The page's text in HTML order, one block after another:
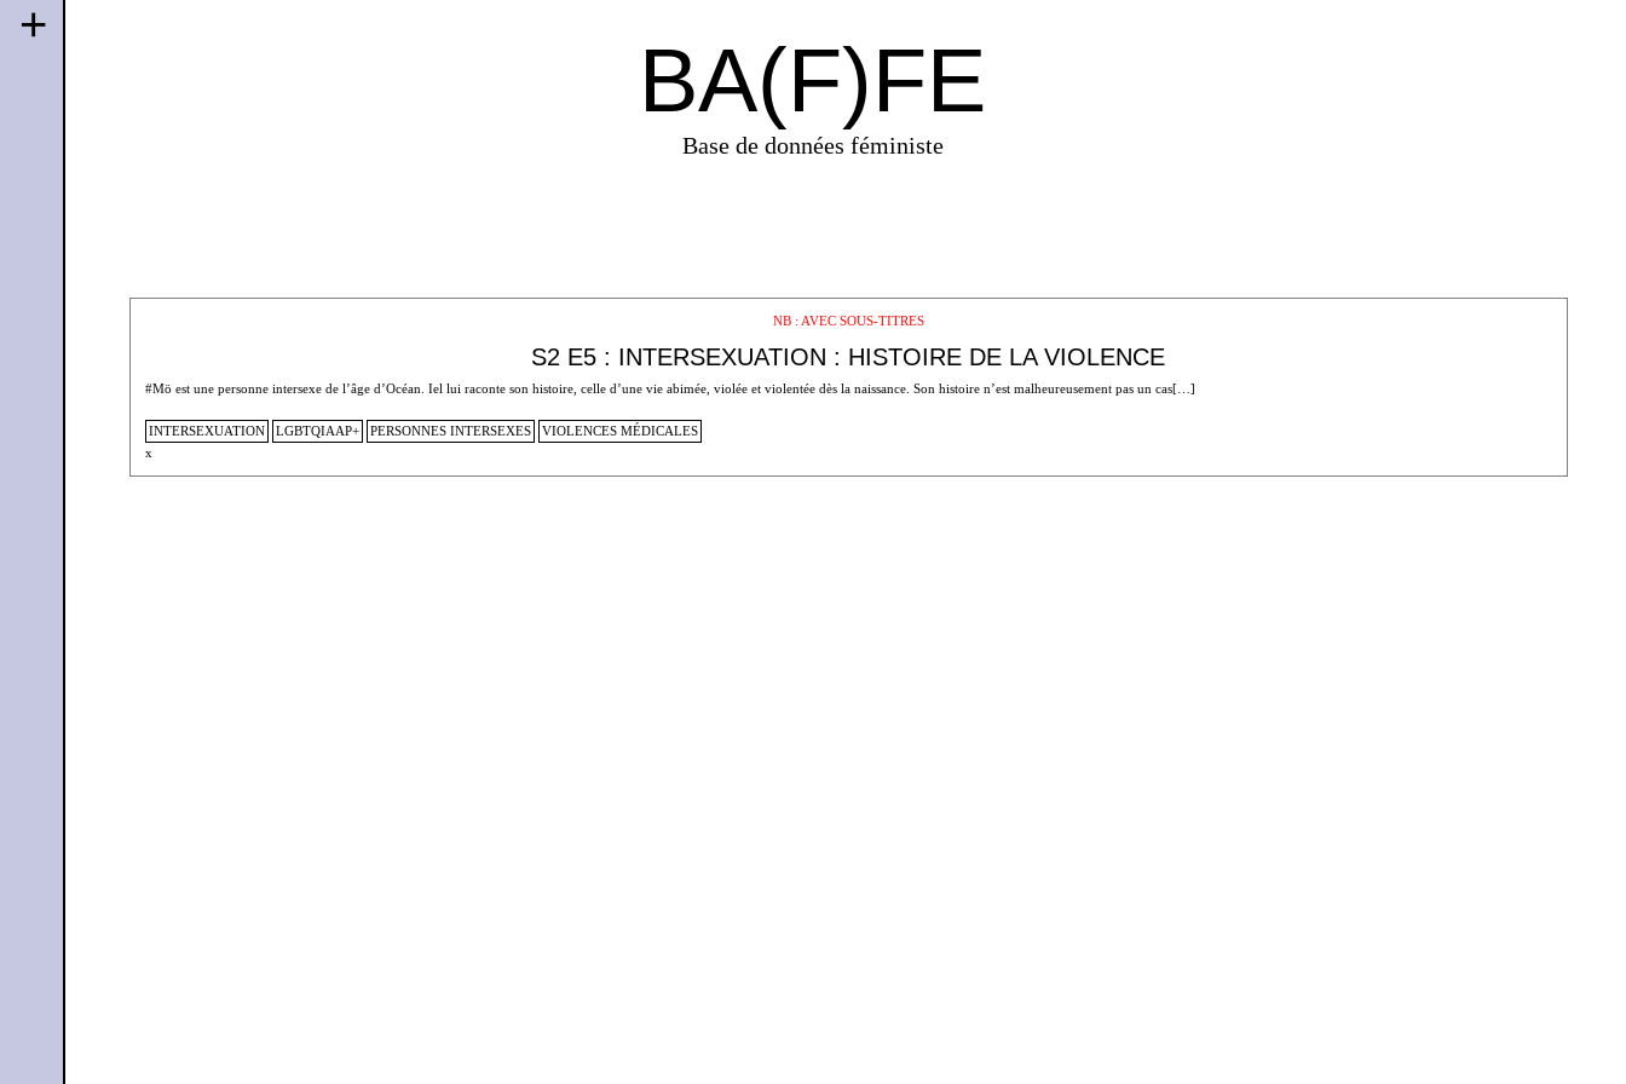
BA(F)FE
Base de données féministe
+
NB : AVEC SOUS-TITRES
S2 E5 : INTERSEXUATION : HISTOIRE DE LA VIOLENCE
#Mö est une personne intersexe de l’âge d’Océan. Iel lui raconte son histoire, celle d’une vie abimée, violée et violentée dès la naissance. Son histoire n’est malheureusement pas un cas[…]
INTERSEXUATION LGBTQIAAP+ PERSONNES INTERSEXES
VIOLENCES MÉDICALES
x